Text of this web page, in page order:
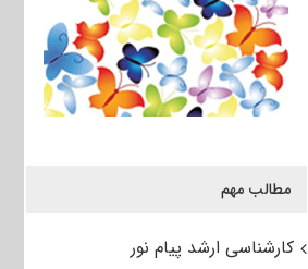
مطالب مهم
کارشناسی ارشد پیام نور